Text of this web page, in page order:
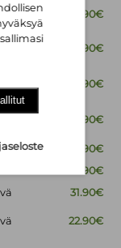
15.90€
19.90€
15.90€
24.90€
14.90€
29.90€
31.90€
22.90€